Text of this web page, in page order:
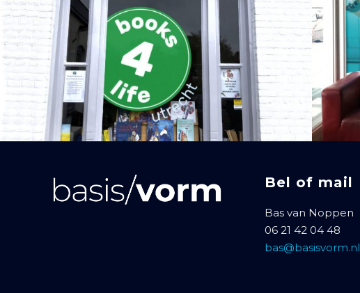
Bel of mail
Bas van Noppen
06 21 42 04 48
bas@basisvorm.nl